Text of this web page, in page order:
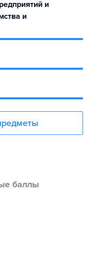
и
и
баллы